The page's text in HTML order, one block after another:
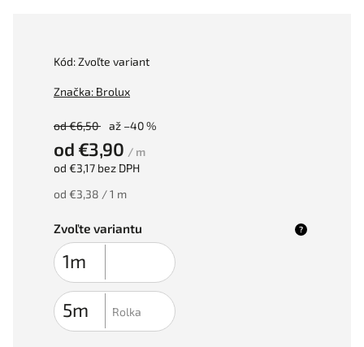
Kód:Zvoľte variant
Značka: Brolux
od €6,50 až –40 %
od €3,90 / m
od €3,17 bez DPH
od €3,38 / 1 m
Zvoľte variantu ?